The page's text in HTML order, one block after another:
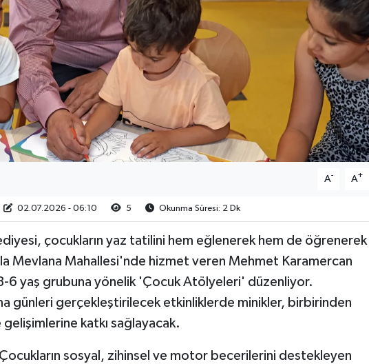
A- A+
02.07.2026 - 06:10 5 Okunma Süresi: 2 Dk
çocukların yaz tatilini hem eğlenerek hem de öğrenerek
Mevlana Mahallesi'nde hizmet veren Mehmet Karamercan
6 yaş grubuna yönelik 'Çocuk Atölyeleri' düzenliyor.
günleri gerçekleştirilecek etkinliklerde minikler, birbirinden
katkı sağlayacak.
Çocukların sosyal, zihinsel ve motor becerilerini destekleyen